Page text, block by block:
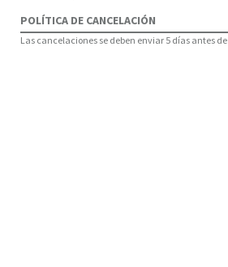
POLÍTICA DE CANCELACIÓN
Las cancelaciones se deben enviar 5 días antes